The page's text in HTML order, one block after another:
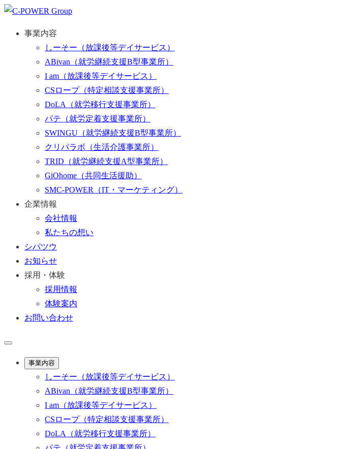
事業内容
しーそー （放課後等デイサービス）
ABivan （就労継続支援B型事業所）
I am （放課後等デイサービス）
CSロープ（特定相談支援事業所）
DoLA
（就労移行支援事業所）
パテ （就労定着支援事業所）
SWINGU （就労継続支援B型事業所）
クリパラボ （生活介護事業所）
TRID （就労継続支援A型事業所）
GiOhome （共同生活援助）
SMC-POWER
（IT・マーケティング）
企業情報
会社情報
私たちの想い
シパツウ
お知らせ
採用・体験
採用情報
体験案内
お問い合わせ
事業内容
しーそー （放課後等デイサービス）
ABivan （就労継続支援B型事業所）
I am （放課後等デイサービス）
CSロープ（特定相談支援事業所）
DoLA
（就労移行支援事業所）